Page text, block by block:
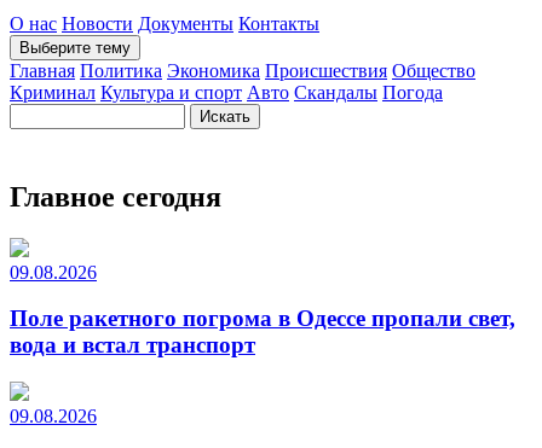
О нас Новости Документы Контакты
Выберите тему
Главная Политика Экономика Происшествия Общество
Криминал Культура и спорт Авто Скандалы Погода
Главное сегодня
09.08.2026
Поле ракетного погрома в Одессе пропали свет,
вода и встал транспорт
09.08.2026